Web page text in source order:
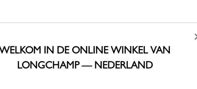
IN DE ONLINE WINKEL VAN
LONGCHAMP — NEDERLAND